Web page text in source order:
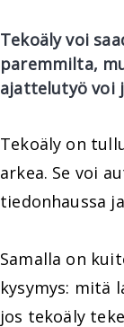
Tekoäly voi
paremmilta,
ajattelutyö voi
Tekoäly on
arkea. Se voi
tiedonhaussa
Samalla on
kysymys: mitä
jos tekoäly